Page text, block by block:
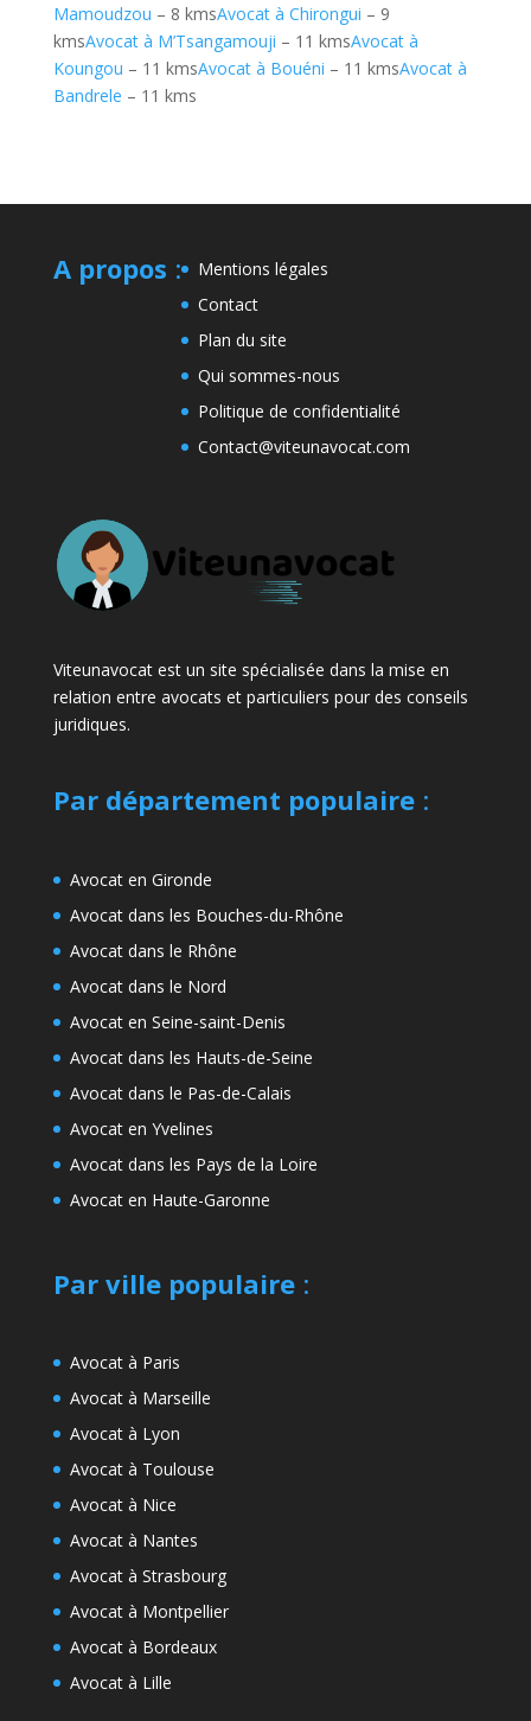
Mamoudzou – 8 kmsAvocat à Chirongui – 9
kmsAvocat à M’Tsangamouji – 11 kmsAvocat à
Koungou – 11 kmsAvocat à Bouéni – 11 kmsAvocat à
Bandrele – 11 kms
A propos :
Mentions légales
Contact
Plan du site
Qui sommes-nous
Politique de confidentialité
Contact@viteunavocat.com
Viteunavocat est un site spécialisée dans la mise en
relation entre avocats et particuliers pour des conseils
juridiques.
Par département populaire:
Avocat en Gironde
Avocat dans les Bouches-du-Rhône
Avocat dans le Rhône
Avocat dans le Nord
Avocat en Seine-saint-Denis
Avocat dans les Hauts-de-Seine
Avocat dans le Pas-de-Calais
Avocat en Yvelines
Avocat dans les Pays de la Loire
Avocat en Haute-Garonne
Par ville populaire:
Avocat à Paris
Avocat à Marseille
Avocat à Lyon
Avocat à Toulouse
Avocat à Nice
Avocat à Nantes
Avocat à Strasbourg
Avocat à Montpellier
Avocat à Bordeaux
Avocat à Lille